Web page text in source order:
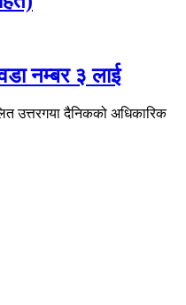
नम्बर ३ लाई
उत्तरगया दैनिकको अधिकारिक